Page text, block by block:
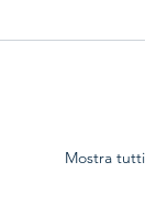
Mostra tutti